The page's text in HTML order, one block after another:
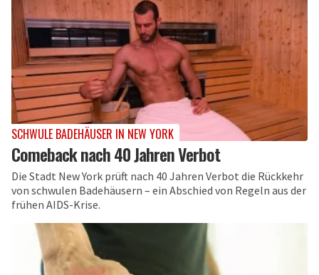
SCHWULE BADEHÄUSER IN NEW YORK
Comeback nach 40 Jahren Verbot
Die Stadt New York prüft nach 40 Jahren Verbot die Rückkehr
von schwulen Badehäusern – ein Abschied von Regeln aus der
frühen AIDS-Krise.